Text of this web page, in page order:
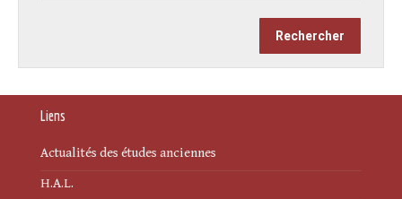
Liens
Actualités des études anciennes
H.A.L.